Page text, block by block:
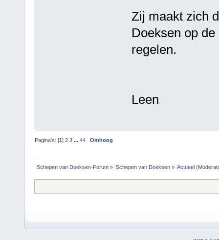
Zij maakt zich
Doeksen op
regelen.
Leen
Pagina's: [1]2 3 ...44 Omhoog
Schepen van Doeksen-Forum » Schepen van Doeksen» Actueel